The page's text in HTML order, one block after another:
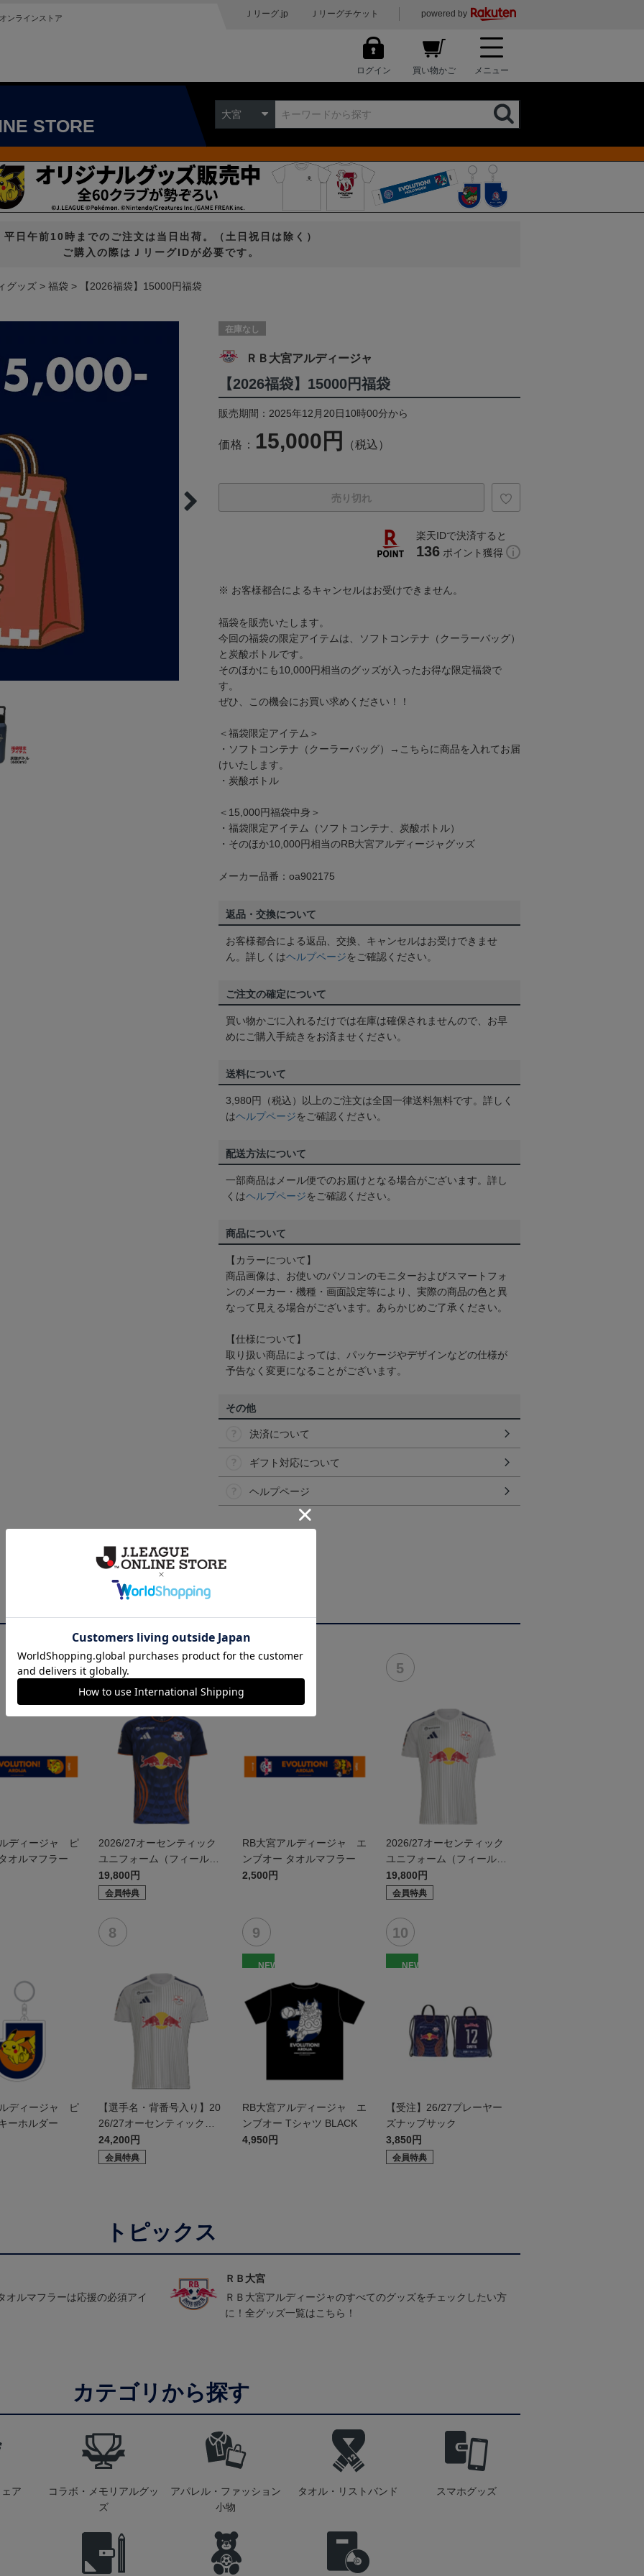
ンラインストア Ｊリーグ.jp Ｊリーグチケット powered by
ログイン 買い物かご メニュー
STORE
大宮
平日午前10時までのご注文は当日出荷。（土日祝日は除く）
ご購入の際はＪリーグIDが必要です。
グッズ 福袋 【2026福袋】15000円福袋
在庫なし
ＲＢ大宮アルディージャ
【2026福袋】15000円福袋
販売期間：2025年12月20日10時00分から
価格： 15,000円 （税込）
売り切れ
楽天IDで決済すると
136 ポイント獲得
※ お客様都合によるキャンセルはお受けできません。
福袋を販売いたします。
今回の福袋の限定アイテムは、ソフトコンテナ（クーラーバッグ）
と炭酸ボトルです。
そのほかにも10,000円相当のグッズが入ったお得な限定福袋で
す。
ぜひ、この機会にお買い求めください！！
＜福袋限定アイテム＞
・ソフトコンテナ（クーラーバッグ）→こちらに商品を入れてお届
けいたします。
・炭酸ボトル
＜15,000円福袋中身＞
・福袋限定アイテム（ソフトコンテナ、炭酸ボトル）
・そのほか10,000円相当のRB大宮アルディージャグッズ
メーカー品番：oa902175
返品・交換について
お客様都合による返品、交換、キャンセルはお受けできませ
ん。詳しくはヘルプページをご確認ください。
ご注文の確定について
買い物かごに入れるだけでは在庫は確保されませんので、お早
めにご購入手続きをお済ませください。
送料について
3,980円（税込）以上のご注文は全国一律送料無料です。詳しく
はヘルプページをご確認ください。
配送方法について
一部商品はメール便でのお届けとなる場合がございます。詳し
くはヘルプページをご確認ください。
商品について
【カラーについて】
商品画像は、お使いのパソコンのモニターおよびスマートフォ
ンのメーカー・機種・画面設定等により、実際の商品の色と異
なって見える場合がございます。あらかじめご了承ください。
【仕様について】
取り扱い商品によっては、パッケージやデザインなどの仕様が
予告なく変更になることがございます。
その他
決済について
ギフト対応について
ヘルプページ
ディージャ ピ
オルマフラー
2026/27オーセンティック
ユニフォーム（フィールド
1st）
19,800円
会員特典
RB大宮アルディージャ エ
ンブオー タオルマフラー
2,500円
2026/27オーセンティック
ユニフォーム（フィールド
2nd）
19,800円
会員特典
ディージャ ピ
ーホルダー
【選手名・背番号入り】20
26/27オーセンティックユ
ニフォーム（フィールド2n
d）
24,200円
会員特典
NEW
RB大宮アルディージャ エ
ンブオー Tシャツ BLACK
4,950円
NEW
【受注】26/27プレーヤー
ズナップサック
3,850円
会員特典
トピックス
オルマフラーは応援の必須アイ
ＲＢ大宮
ＲＢ大宮アルディージャのすべてのグッズをチェックしたい方
に！全グッズ一覧はこちら！
カテゴリから探す
ア
コラボ・メモリアルグッ
ズ
アパレル・ファッション
小物
タオル・リストバンド スマホグッズ